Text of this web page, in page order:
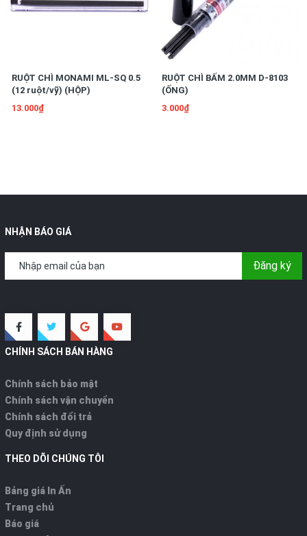
RUỘT CHÌ MONAMI ML-SQ 0.5
(12 ruột/vỹ) (HỘP)
13.000₫
RUỘT CHÌ BẤM 2.0MM D-8103
(ỐNG)
3.000₫
NHẬN BÁO GIÁ
Đăng ký
CHÍNH SÁCH BÁN HÀNG
Chính sách bảo mật
Chính sách vận chuyển
Chính sách đổi trả
Quy định sử dụng
THEO DÕI CHÚNG TÔI
Bảng giá In Ấn
Trang chủ
Báo giá